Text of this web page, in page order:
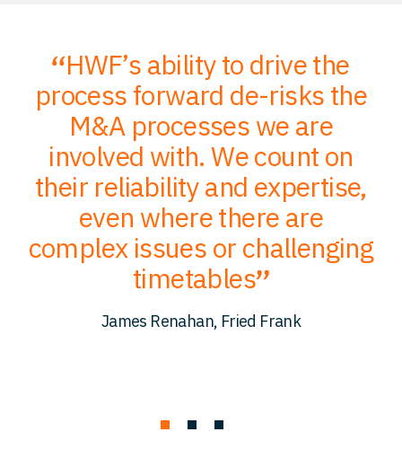
HWF’s ability to drive the
process forward de-risks the
M&A processes we are
involved with. We count on
their reliability and expertise,
even where there are
complex issues or challenging
timetables
James Renahan, Fried Frank